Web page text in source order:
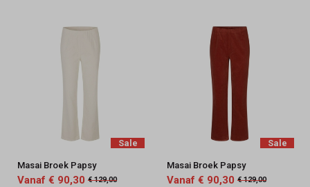
Sale
Masai Broek Papsy
Vanaf € 90,30 € 129,00
Sale
Masai Broek Papsy
Vanaf € 90,30 € 129,00